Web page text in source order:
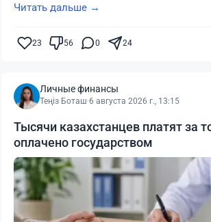
Читать дальше →
23 56 0 24
Личные финансы
Теңіз Боташ·6 августа 2026 г., 13:15
Тысячи казахстанцев платят за
оплачено государством